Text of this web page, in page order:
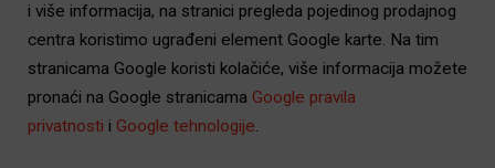
i više informacija, na stranici pregleda pojedinog prodajnog
centra koristimo ugrađeni element Google karte. Na tim
stranicama Google koristi kolačiće, više informacija možete
pronaći na Google stranicama Google pravila
privatnosti i Google tehnologije.